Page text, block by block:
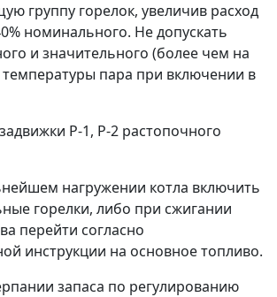
группу горелок, увеличив расход
номинального. Не допускать
и значительного (более чем на
пара при включении в
Р-1, Р-2 растопочного
нагружении котла включить
горелки, либо при сжигании
перейти согласно
инструкции на основное топливо.
запаса по регулированию